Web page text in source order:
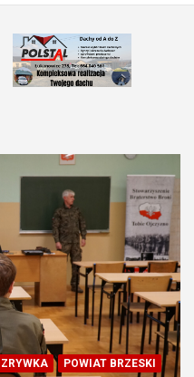
POWIAT BRZESKI